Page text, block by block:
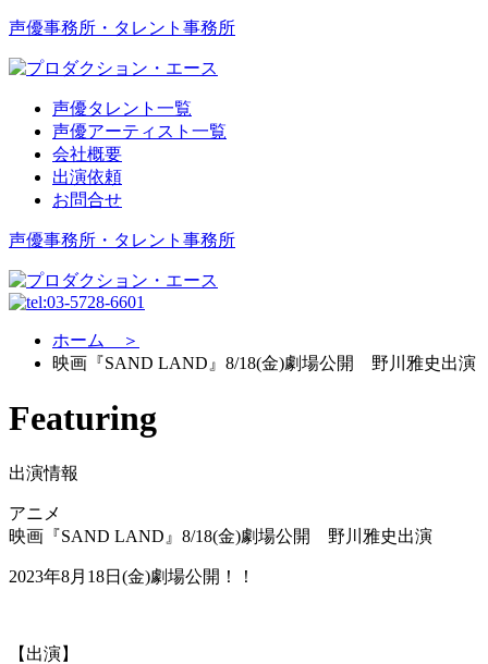
声優事務所・タレント事務所
声優タレント一覧
声優アーティスト一覧
会社概要
出演依頼
お問合せ
声優事務所・タレント事務所
ホーム ＞
映画『SAND LAND』8/18(金)劇場公開 野川雅史出演
Featuring
出演情報
アニメ
映画『SAND LAND』8/18(金)劇場公開 野川雅史出演
2023年8月18日(金)劇場公開！！
【出演】